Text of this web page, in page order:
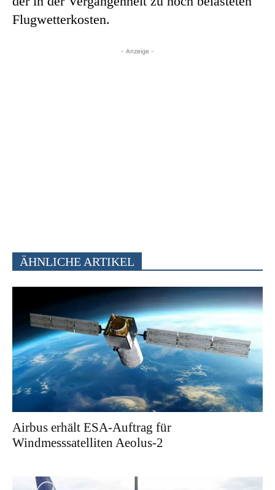
Flugwetterkosten.
- Anzeige -
ÄHNLICHE ARTIKEL
Airbus erhält ESA-Auftrag für
Windmesssatelliten Aeolus-2